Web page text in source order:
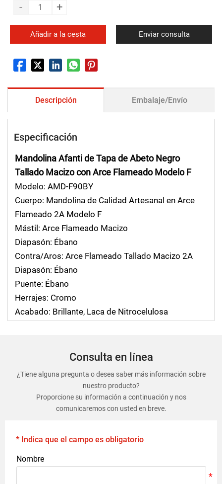
- +
Añadir a la cesta Enviar consulta
Descripción Embalaje/Envío
Especificación
Mandolina Afanti de Tapa de Abeto Negro
Tallado Macizo con Arce Flameado Modelo F
Modelo: AMD-F90BY
Cuerpo: Mandolina de Calidad Artesanal en Arce
Flameado 2A Modelo F
Mástil: Arce Flameado Macizo
Diapasón: Ébano
Contra/Aros: Arce Flameado Tallado Macizo 2A
Diapasón: Ébano
Puente: Ébano
Herrajes: Cromo
Acabado: Brillante, Laca de Nitrocelulosa
Consulta en línea
¿Tiene alguna pregunta o desea saber más información sobre
nuestro producto?
Proporcione su información a continuación y nos
comunicaremos con usted en breve.
* Indica que el campo es obligatorio
Nombre